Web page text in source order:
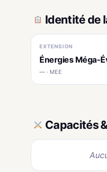
Identité de
EXTENSION
Énergies Méga-
— · MEE
Capacités